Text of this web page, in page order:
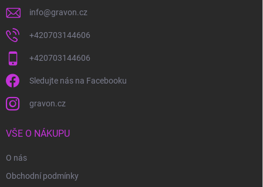
info@gravon.cz
+420703144606
+420703144606
Sledujte nás na Facebooku
gravon.cz
VŠE O NÁKUPU
O nás
Obchodní podmínky